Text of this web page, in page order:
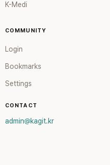
K-Medi
COMMUNITY
Login
Bookmarks
Settings
CONTACT
admin@kagit.kr